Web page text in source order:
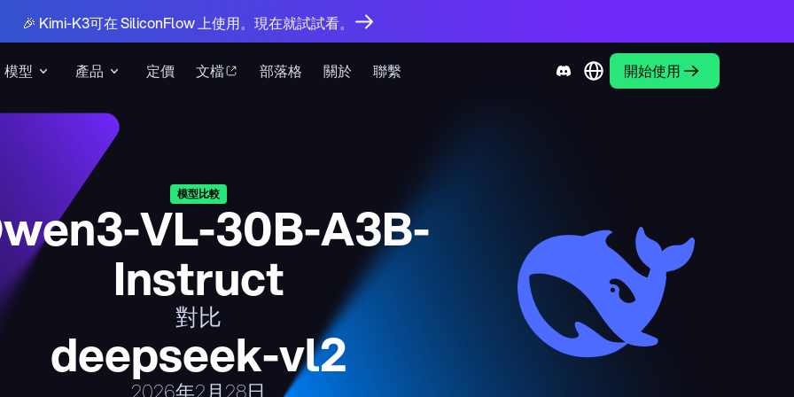
模型 產品 定價 文檔 部落格 關於 聯繫 開始使用
🎉 Kimi-K3可在 SiliconFlow 上使用。現在就試試看。
模型比較
VL-30B-A3B-
Instruct
對比
deepseek-vl2
2026年2月28日